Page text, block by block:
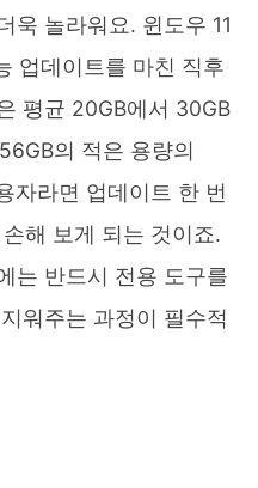
욱 놀라워요. 윈도우 11
업데이트를 마친 직후
평균 20GB에서 30GB
의 적은 용량의
자라면 업데이트 한 번
해 보게 되는 것이죠.
는 반드시 전용 도구를
워주는 과정이 필수적